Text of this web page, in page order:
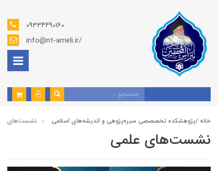
09334490160
info@nt-ameli.ir/
خانه /پژوهشكده تخصصصى سیره‌پژوهی و اندیشه‌های اسلامی نشست‌های
نشست‌های علمی